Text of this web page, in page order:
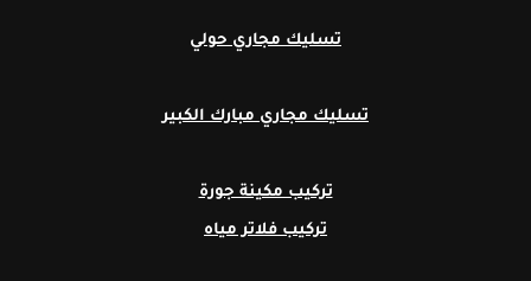
تسليك مجاري حولي
تسليك مجاري مبارك الكبير
تركيب مكينة جورة
تركيب فلاتر مياه